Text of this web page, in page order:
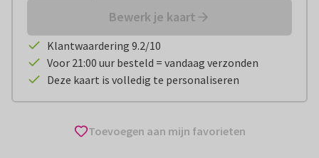
Bewerk je kaart
Klantwaardering 9.2/10
Voor 21:00 uur besteld = vandaag verzonden
Deze kaart is volledig te personaliseren
Toevoegen aan mijn favorieten